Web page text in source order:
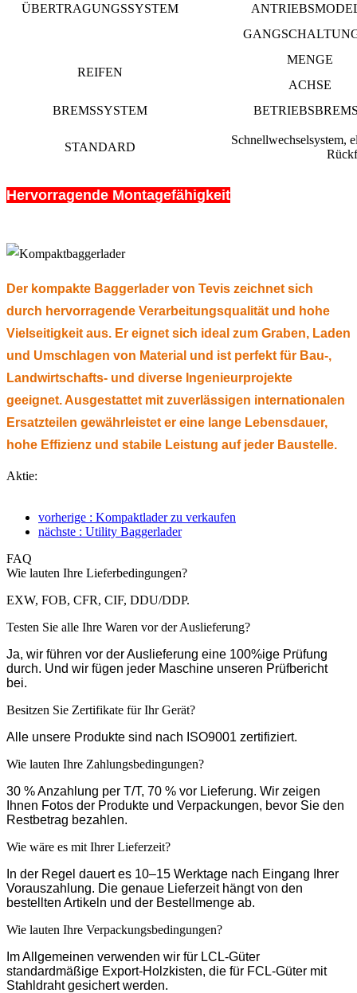
ÜBERTRAGUNGSSYSTEM
REIFEN
MENGE
ACHSE
BREMSSYSTEM
STANDARD
Schnellwechselsystem,
Hervorragende Montagefähigkeit
Der kompakte Baggerlader von Tevis zeichnet sich
durch hervorragende Verarbeitungsqualität und hohe
Vielseitigkeit aus. Er eignet sich ideal zum Graben, Laden
und Umschlagen von Material und ist perfekt für Bau-,
Landwirtschafts- und diverse Ingenieurprojekte
geeignet. Ausgestattet mit zuverlässigen internationalen
Ersatzteilen gewährleistet er eine lange Lebensdauer,
hohe Effizienz und stabile Leistung auf jeder Baustelle.
Aktie:
vorherige : Kompaktlader zu verkaufen
nächste : Utility Baggerlader
FAQ
Wie lauten Ihre Lieferbedingungen?
EXW, FOB, CFR, CIF, DDU/DDP.
Testen Sie alle Ihre Waren vor der Auslieferung?
Ja, wir führen vor der Auslieferung eine 100%ige Prüfung
durch. Und wir fügen jeder Maschine unseren Prüfbericht
bei.
Besitzen Sie Zertifikate für Ihr Gerät?
Alle unsere Produkte sind nach ISO9001 zertifiziert.
Wie lauten Ihre Zahlungsbedingungen?
30 % Anzahlung per T/T, 70 % vor Lieferung. Wir zeigen
Ihnen Fotos der Produkte und Verpackungen, bevor Sie den
Restbetrag bezahlen.
Wie wäre es mit Ihrer Lieferzeit?
In der Regel dauert es 10–15 Werktage nach Eingang Ihrer
Vorauszahlung. Die genaue Lieferzeit hängt von den
bestellten Artikeln und der Bestellmenge ab.
Wie lauten Ihre Verpackungsbedingungen?
Im Allgemeinen verwenden wir für LCL-Güter
standardmäßige Export-Holzkisten, die für FCL-Güter mit
Stahldraht gesichert werden.